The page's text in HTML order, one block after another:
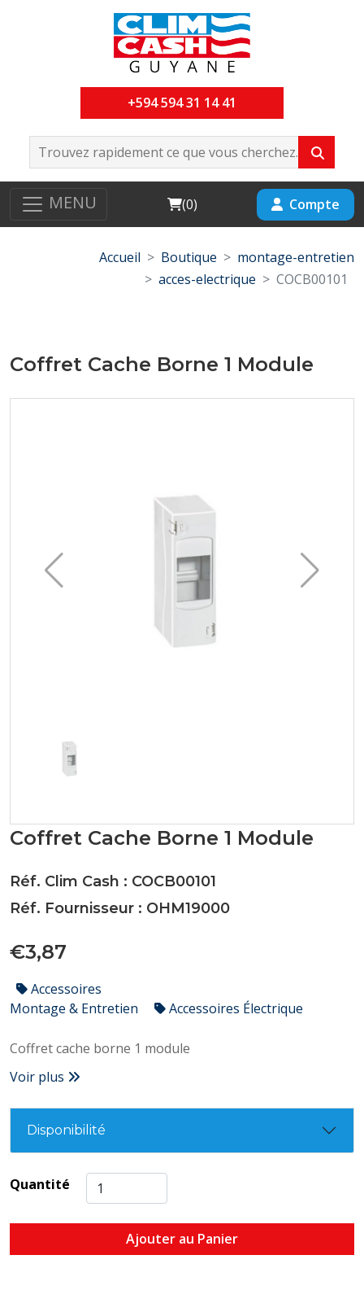
+594 594 31 14 41
MENU Cart
(0) Compte
Accueil Boutique
montage-entretien
acces-electrique
COCB00101
Coffret Cache Borne 1 Module
Coffret Cache Borne 1 Module
Réf. Clim Cash : COCB00101
Réf. Fournisseur : OHM19000
€3,87
Accessoires
Montage & Entretien
Accessoires Électrique
Coffret cache borne 1 module
Voir plus
Disponibilité
Quantité
Ajouter au Panier